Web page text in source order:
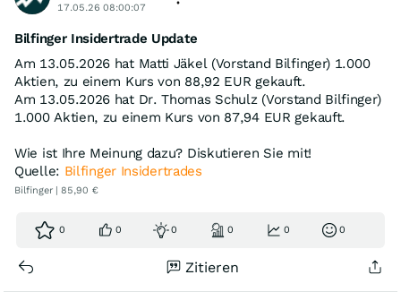
17.05.26 08:00:07
Bilfinger Insidertrade Update
Am 13.05.2026 hat Matti Jäkel (Vorstand Bilfinger) 1.000
Aktien, zu einem Kurs von 88,92 EUR gekauft.
Am 13.05.2026 hat Dr. Thomas Schulz (Vorstand Bilfinger)
1.000 Aktien, zu einem Kurs von 87,94 EUR gekauft.
Wie ist Ihre Meinung dazu? Diskutieren Sie mit!
Quelle: Bilfinger Insidertrades
Bilfinger | 85,90 €
0 0 0 0 0 0
Zitieren